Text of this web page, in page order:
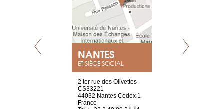
NANTES
ET SIÈGE SOCIAL
2 ter rue des Olivettes
CS33221
44032 Nantes Cedex 1
France